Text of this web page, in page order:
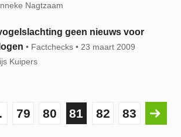
Nagtzaam
geen nieuws voor
Factchecks
23 maart 2009
Kuipers
79 80 81 82 83